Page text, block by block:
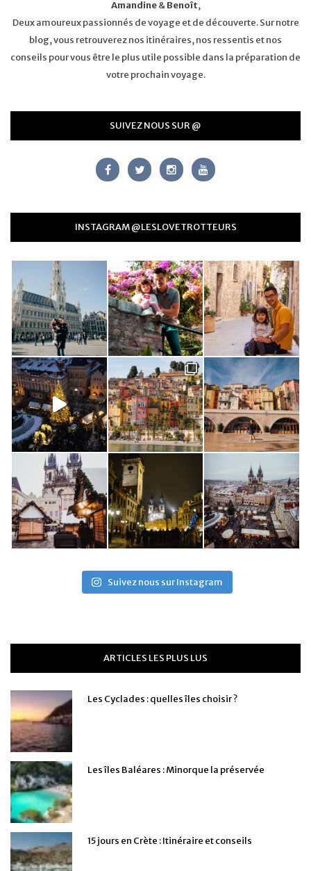
Amandine&Benoît,
Deux amoureux passionnés de voyage et de découverte. Sur notre
blog, vous retrouverez nos itinéraires, nos ressentis et nos
conseils pour vous être le plus utile possible dans la préparation de
votre prochain voyage.
SUIVEZ NOUS SUR @
INSTAGRAM @LESLOVETROTTEURS
Suivez nous sur Instagram
ARTICLES LES PLUS LUS
Les Cyclades : quelles îles choisir ?
Les îles Baléares : Minorque la préservée
15 jours en Crète : Itinéraire et conseils